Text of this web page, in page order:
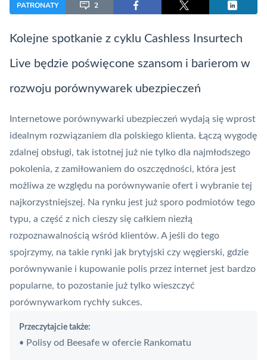
PATRONATY 2
Kolejne spotkanie z cyklu Cashless Insurtech
Live będzie poświęcone szansom i barierom w
rozwoju porównywarek ubezpieczeń
Internetowe porównywarki ubezpieczeń wydają się wprost
idealnym rozwiązaniem dla polskiego klienta. Łączą wygodę
zdalnej obsługi, tak istotnej już nie tylko dla najmłodszego
pokolenia, z zamiłowaniem do oszczędności, która jest
możliwa ze względu na porównywanie ofert i wybranie tej
najkorzystniejszej. Na rynku jest już sporo podmiotów tego
typu, a część z nich cieszy się całkiem niezłą
rozpoznawalnością wśród klientów. A jeśli do tego
spojrzymy, na takie rynki jak brytyjski czy węgierski, gdzie
porównywanie i kupowanie polis przez internet jest bardzo
popularne, to pozostanie już tylko wieszczyć
porównywarkom rychły sukces.
Przeczytajcie także:
• Polisy od Beesafe w ofercie Rankomatu